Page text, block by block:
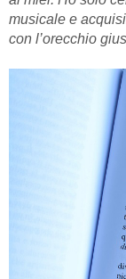
musicale e
con l’orecchio